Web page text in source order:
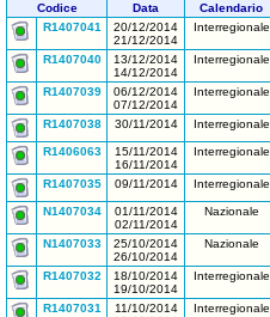
Codice Data Calendario
R1407041
20/12/2014
21/12/2014
Interregionale
R1407040
13/12/2014
14/12/2014
Interregionale
R1407039
06/12/2014
07/12/2014
Interregionale
R1407038 30/11/2014 Interregionale
R1406063
15/11/2014
16/11/2014
Interregionale
R1407035
09/11/2014 Interregionale
N1407034
01/11/2014
02/11/2014
Nazionale
N1407033
25/10/2014
26/10/2014
Nazionale
R1407032
18/10/2014
19/10/2014
Interregionale
R1407031
11/10/2014
Interregionale